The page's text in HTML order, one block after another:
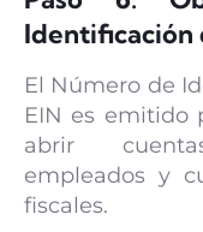
Identificación
El Número de
EIN es emitido
abrir
empleados y
fiscales.